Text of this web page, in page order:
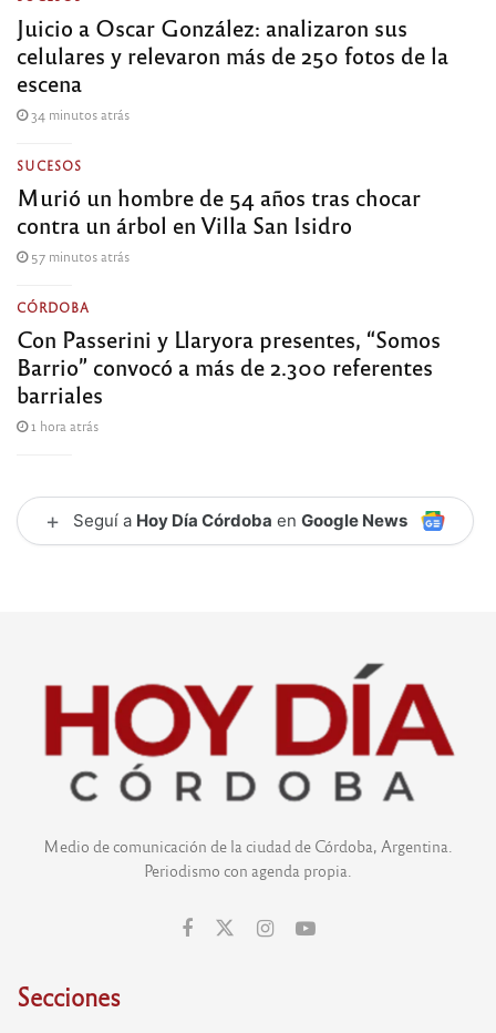
Juicio a Oscar González: analizaron sus
celulares y relevaron más de 250 fotos de la
escena
34 minutos atrás
SUCESOS
Murió un hombre de 54 años tras chocar
contra un árbol en Villa San Isidro
57 minutos atrás
CÓRDOBA
Con Passerini y Llaryora presentes, “Somos
Barrio” convocó a más de 2.300 referentes
barriales
1 hora atrás
+ Seguí a Hoy Día Córdoba en Google News
Medio de comunicación de la ciudad de Córdoba, Argentina.
Periodismo con agenda propia.
Secciones